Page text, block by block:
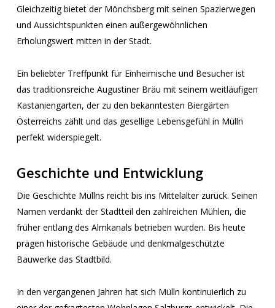
Gleichzeitig bietet der Mönchsberg mit seinen Spazierwegen
und Aussichtspunkten einen außergewöhnlichen
Erholungswert mitten in der Stadt.
Ein beliebter Treffpunkt für Einheimische und Besucher ist
das traditionsreiche Augustiner Bräu mit seinem weitläufigen
Kastaniengarten, der zu den bekanntesten Biergärten
Österreichs zählt und das gesellige Lebensgefühl in Mülln
perfekt widerspiegelt.
Geschichte und Entwicklung
Die Geschichte Müllns reicht bis ins Mittelalter zurück. Seinen
Namen verdankt der Stadtteil den zahlreichen Mühlen, die
früher entlang des Almkanals betrieben wurden. Bis heute
prägen historische Gebäude und denkmalgeschützte
Bauwerke das Stadtbild.
In den vergangenen Jahren hat sich Mülln kontinuierlich zu